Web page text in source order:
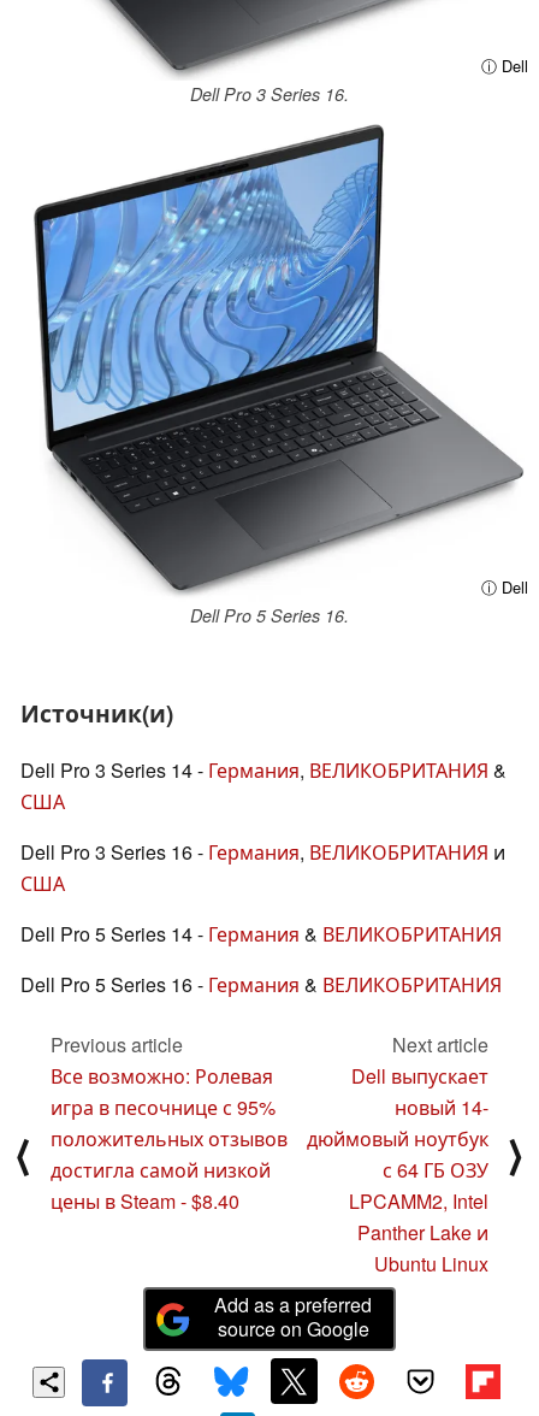
ⓘ Dell
Dell Pro 3 Series 16.
ⓘ Dell
Dell Pro 5 Series 16.
Источник(и)
Dell Pro 3 Series 14 - Германия, ВЕЛИКОБРИТАНИЯ &
США
Dell Pro 3 Series 16 - Германия, ВЕЛИКОБРИТАНИЯ и
США
Dell Pro 5 Series 14 - Германия & ВЕЛИКОБРИТАНИЯ
Dell Pro 5 Series 16 - Германия & ВЕЛИКОБРИТАНИЯ
⟨
Previous article
Все возможно: Ролевая
игра в песочнице с 95%
положительных отзывов
достигла самой низкой
цены в Steam - $8.40
Next article
Dell выпускает
новый 14-
дюймовый ноутбук
с 64 ГБ ОЗУ
LPCAMM2, Intel
Panther Lake и
Ubuntu Linux
⟩
Add as a preferred
source on Google